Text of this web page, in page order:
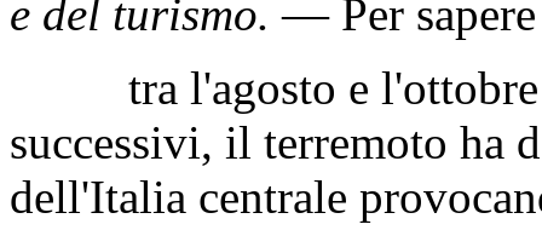
e del turismo. — Per sapere
tra l'agosto e l'ottobre
successivi, il terremoto ha
dell'Italia centrale